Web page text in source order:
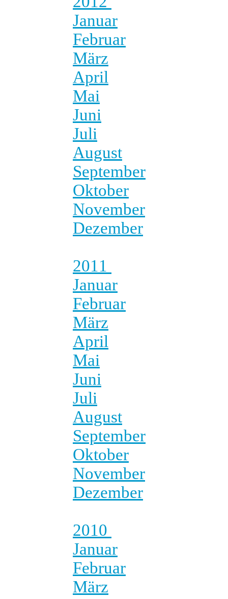
Januar
Februar
März
April
Mai
Juni
Juli
August
September
Oktober
November
Dezember
2011
Januar
Februar
März
April
Mai
Juni
Juli
August
September
Oktober
November
Dezember
2010
Januar
Februar
März